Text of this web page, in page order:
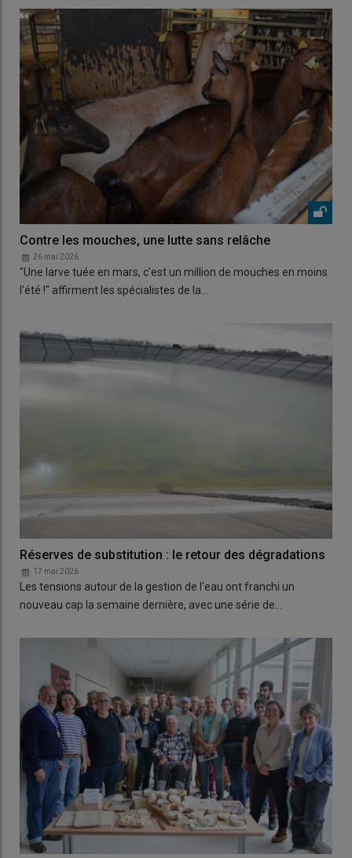
Contre les mouches, une lutte sans relâche
26 mai 2026
"Une larve tuée en mars, c'est un million de mouches en moins
l'été !" affirment les spécialistes de la…
Réserves de substitution : le retour des dégradations
17 mai 2026
Les tensions autour de la gestion de l'eau ont franchi un
nouveau cap la semaine dernière, avec une série de…